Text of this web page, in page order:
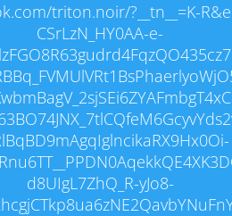
triton.noir/?__tn__=K-
CSrLzN_HY0AA-e-
d8UIgL7ZhQ_R-yJo8-